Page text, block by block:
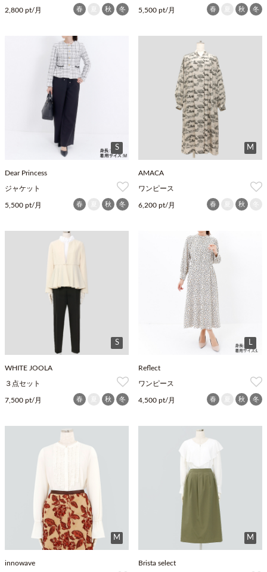
2,800 pt/月 春 秋 冬 5,500 pt/月 春 秋 冬
S
Dear Princess
ジャケット
5,500 pt/月 春 秋 冬
M
AMACA
ワンピース
6,200 pt/月 春 秋
S
WHITE JOOLA
３点セット
7,500 pt/月 春 秋 冬
L
Reflect
ワンピース
4,500 pt/月 春 秋 冬
M
innowave
M
Brista select